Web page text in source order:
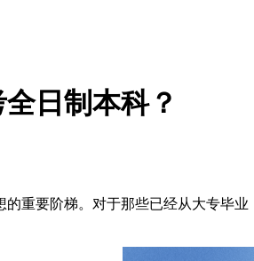
日制本科？
重要阶梯。对于那些已经从大专毕